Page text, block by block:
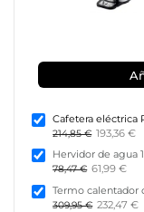
Cafetera eléctrica
214,85 € 193,36 €
Hervidor de agua
78,47 € 61,99 €
Termo calentador
309,95 € 232,47 €